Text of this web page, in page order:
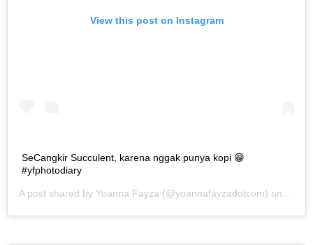
View this post on Instagram
SeCangkir Succulent, karena nggak punya kopi 😁
#yfphotodiary
A post shared by Yoanna Fayza (@yoannafayzadotcom) on